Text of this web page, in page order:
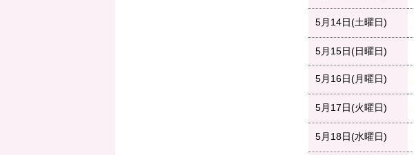
5月14日(土曜日)
5月15日(日曜日)
5月16日(月曜日)
5月17日(火曜日)
5月18日(水曜日)